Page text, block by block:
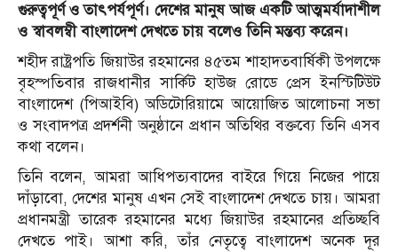
গুরুত্বপূর্ণ ও তাৎপর্যপূর্ণ। দেশের মানুষ আজ একটি আত্মমর্যাদাশীল
ও স্বাবলম্বী বাংলাদেশ দেখতে চায় বলেও তিনি মন্তব্য করেন।
শহীদ রাষ্ট্রপতি জিয়াউর রহমানের ৪৫তম শাহাদতবার্ষিকী উপলক্ষে
বৃহস্পতিবার রাজধানীর সার্কিট হাউজ রোডে প্রেস ইনস্টিটিউট
বাংলাদেশ (পিআইবি) অডিটোরিয়ামে আয়োজিত আলোচনা সভা
ও সংবাদপত্র প্রদর্শনী অনুষ্ঠানে প্রধান অতিথির বক্তব্যে তিনি এসব
কথা বলেন।
তিনি বলেন, আমরা আধিপত্যবাদের বাইরে গিয়ে নিজের পায়ে
দাঁড়াবো, দেশের মানুষ এখন সেই বাংলাদেশ দেখতে চায়। আমরা
প্রধানমন্ত্রী তারেক রহমানের মধ্যে জিয়াউর রহমানের প্রতিচ্ছবি
দেখতে পাই। আশা করি, তাঁর নেতৃত্বে বাংলাদেশ অনেক দূর